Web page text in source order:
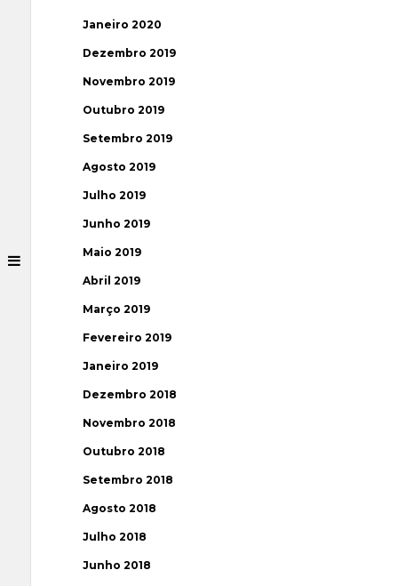
Janeiro 2020
Dezembro 2019
Novembro 2019
Outubro 2019
Setembro 2019
Agosto 2019
Julho 2019
Junho 2019
Maio 2019
Abril 2019
Março 2019
Fevereiro 2019
Janeiro 2019
Dezembro 2018
Novembro 2018
Outubro 2018
Setembro 2018
Agosto 2018
Julho 2018
Junho 2018